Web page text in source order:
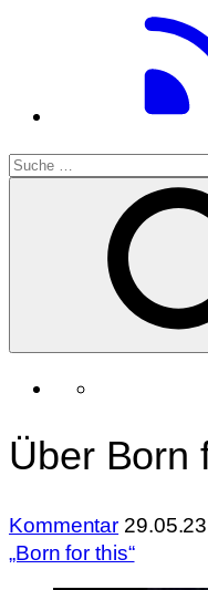
Über Born
Kommentar 29.05.23
„Born for this“